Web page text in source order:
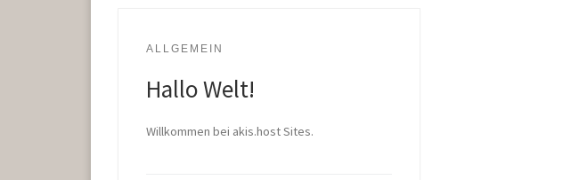
ALLGEMEIN
Hallo Welt!
Willkommen bei akis.host Sites.